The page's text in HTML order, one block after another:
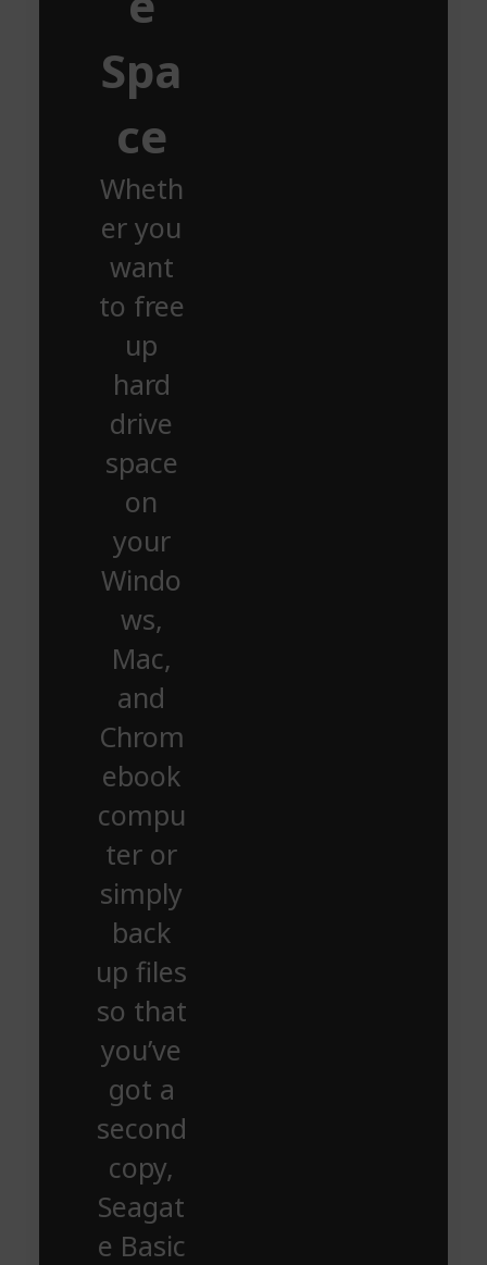
Spa
ce
Wheth
er you
want
to free
up
hard
drive
space
on
your
Windo
ws,
Mac,
and
Chrom
ebook
compu
ter or
simply
back
up files
so that
you’ve
got a
second
copy,
Seagat
e Basic